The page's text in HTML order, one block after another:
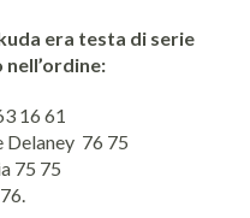
era testa di serie
16 61
Delaney 76 75
75 75